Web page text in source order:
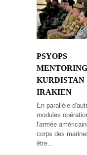
PSYOPS
KURDISTAN
IRAKIEN
En parallèle
modules
l'armée
corps des
être...